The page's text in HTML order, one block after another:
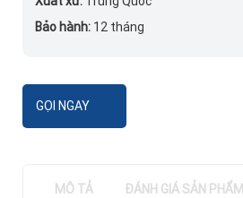
Bảo hành: 12 tháng
GỌI NGAY
MÔ TẢ ĐÁNH GIÁ SẢN PHẨM